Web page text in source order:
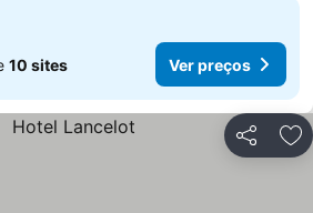
10 sites Ver preços
Partilhar